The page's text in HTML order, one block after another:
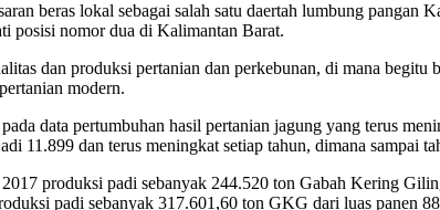
beras lokal sebagai salah satu daertah lumbung
posisi nomor dua di Kalimantan Barat.
dan produksi pertanian dan perkebunan, di mana
modern.
data pertumbuhan hasil pertanian jagung yang terus
11.899 dan terus meningkat setiap tahun, dimana sampai
produksi padi sebanyak 244.520 ton Gabah Kering
padi sebanyak 317.601,60 ton GKG dari luas panen